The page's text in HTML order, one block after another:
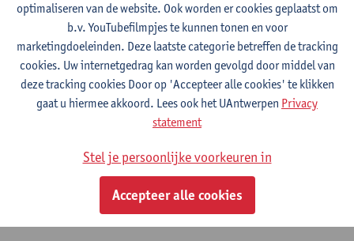
optimaliseren van de website. Ook worden er cookies geplaatst om
b.v. YouTubefilmpjes te kunnen tonen en voor
marketingdoeleinden. Deze laatste categorie betreffen de tracking
cookies. Uw internetgedrag kan worden gevolgd door middel van
deze tracking cookies Door op 'Accepteer alle cookies' te klikken
gaat u hiermee akkoord. Lees ook het UAntwerpen Privacy
statement
Stel je persoonlijke voorkeuren in
Accepteer alle cookies